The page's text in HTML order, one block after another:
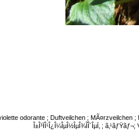
odorante ; Duftveilchen ;
Î±Î³ÏÎ¹Î¿Î¼ÎµÎ½ÎµÎ¾Î­Î´ÎµÏ‚ ;